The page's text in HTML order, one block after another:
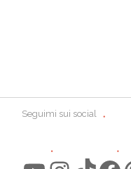
Seguimi sui social